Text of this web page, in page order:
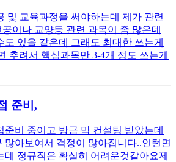
및 교육과정을 써야하는데 제가 관련
이나 교양등 관련 과목이 좀 많은데
도 있을 같은데 그래도 최대한 쓰는게
추려서 핵심과목만 3-4개 정도 쓰는게
준비,
준비 중이고 방금 막 컨설팅 받았는데
많아보여서 걱정이 많아집니다.. ​ 인턴면
정규직은 확실히 어려운것같아요 ​ 제